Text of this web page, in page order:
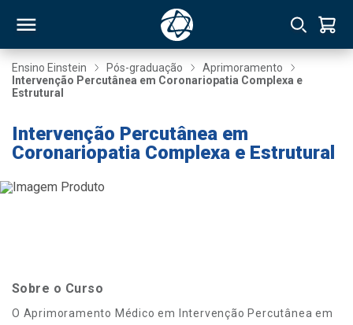
Ensino Einstein Pós-graduação
Aprimoramento
Intervenção Percutânea em Coronariopatia Complexa e
Estrutural
Intervenção Percutânea em
Coronariopatia Complexa e Estrutural
Sobre o Curso
O Aprimoramento Médico em Intervenção Percutânea em